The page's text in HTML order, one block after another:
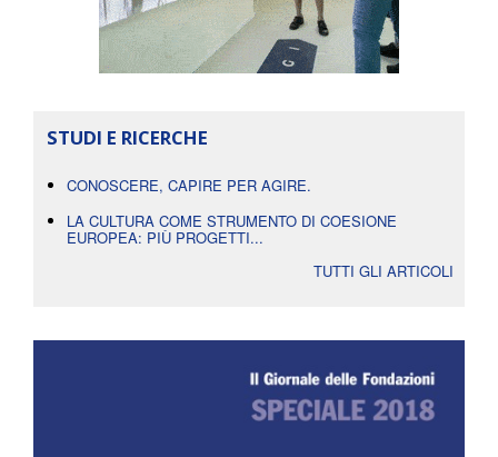
STUDI E RICERCHE
CONOSCERE, CAPIRE PER AGIRE.
LA CULTURA COME STRUMENTO DI COESIONE
EUROPEA: PIÙ PROGETTI...
TUTTI GLI ARTICOLI